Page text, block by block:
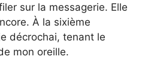
sur la messagerie. Elle
À la sixième
décrochai, tenant le
mon oreille.